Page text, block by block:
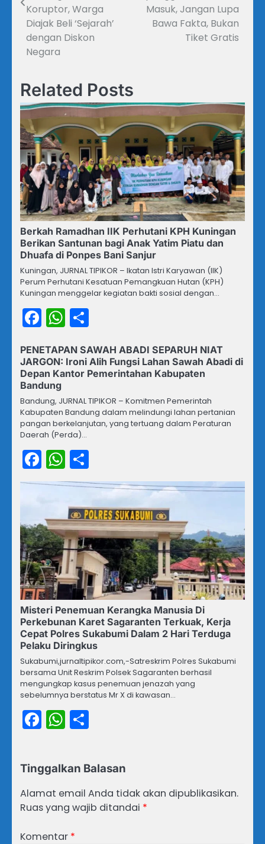
Koruptor, Warga
Diajak Beli ‘Sejarah’
dengan Diskon
Negara
Masuk, Jangan Lupa
Bawa Fakta, Bukan
Tiket Gratis
Related Posts
Berkah Ramadhan IIK Perhutani KPH Kuningan
Berikan Santunan bagi Anak Yatim Piatu dan
Dhuafa di Ponpes Bani Sanjur
Kuningan, JURNAL TIPIKOR – Ikatan Istri Karyawan (IIK)
Perum Perhutani Kesatuan Pemangkuan Hutan (KPH)
Kuningan menggelar kegiatan bakti sosial dengan…
Facebook
WhatsApp
PENETAPAN SAWAH ABADI SEPARUH NIAT
JARGON: Ironi Alih Fungsi Lahan Sawah Abadi di
Depan Kantor Pemerintahan Kabupaten
Bandung
Bandung, JURNAL TIPIKOR – Komitmen Pemerintah
Kabupaten Bandung dalam melindungi lahan pertanian
pangan berkelanjutan, yang tertuang dalam Peraturan
Daerah (Perda)…
Facebook
WhatsApp
Misteri Penemuan Kerangka Manusia Di
Perkebunan Karet Sagaranten Terkuak, Kerja
Cepat Polres Sukabumi Dalam 2 Hari Terduga
Pelaku Diringkus
Sukabumi,jurnaltipikor.com,-Satreskrim Polres Sukabumi
bersama Unit Reskrim Polsek Sagaranten berhasil
mengungkap kasus penemuan jenazah yang
sebelumnya berstatus Mr X di kawasan…
Facebook
WhatsApp
Tinggalkan Balasan
Alamat email Anda tidak akan dipublikasikan.
Ruas yang wajib ditandai *
Komentar *